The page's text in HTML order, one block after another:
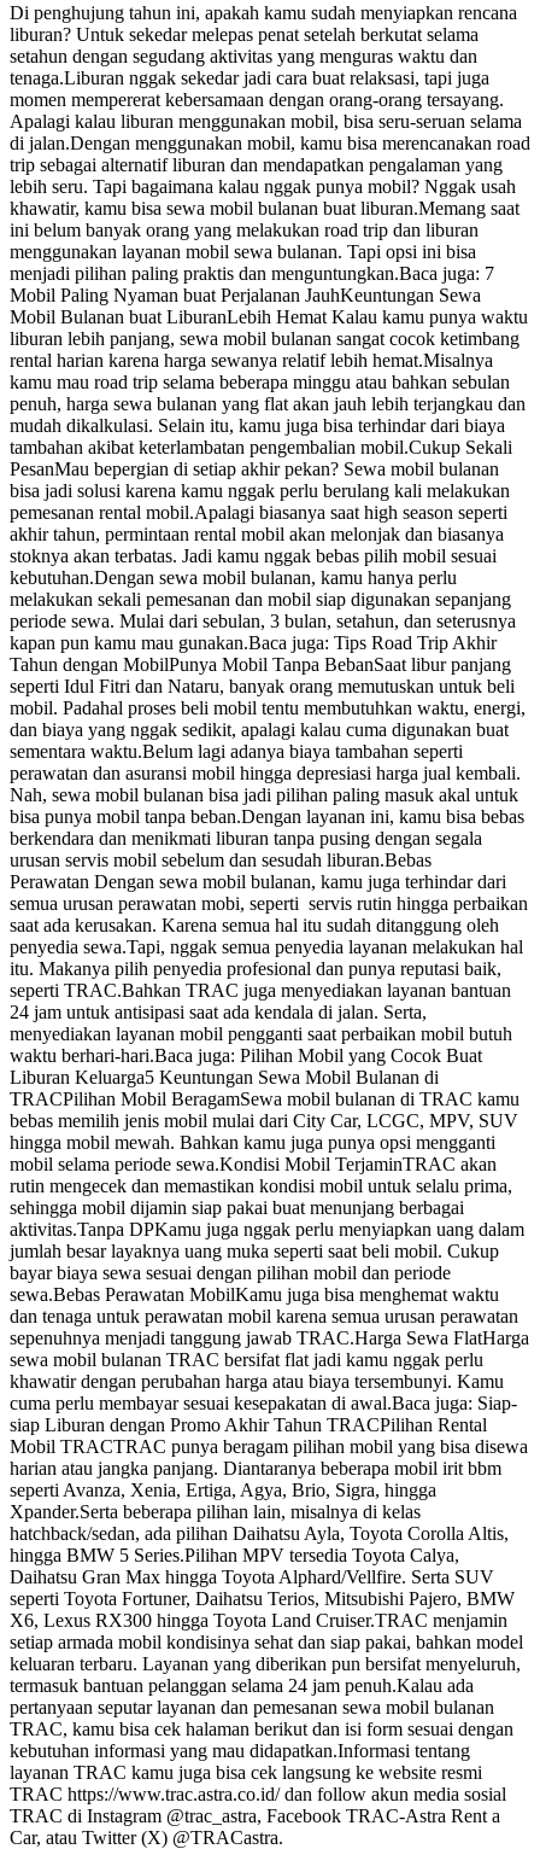
Di penghujung tahun ini, apakah kamu sudah menyiapkan rencana
liburan? Untuk sekedar melepas penat setelah berkutat selama
setahun dengan segudang aktivitas yang menguras waktu dan
tenaga.Liburan nggak sekedar jadi cara buat relaksasi, tapi juga
momen mempererat kebersamaan dengan orang-orang tersayang.
Apalagi kalau liburan menggunakan mobil, bisa seru-seruan selama
di jalan.Dengan menggunakan mobil, kamu bisa merencanakan road
trip sebagai alternatif liburan dan mendapatkan pengalaman yang
lebih seru. Tapi bagaimana kalau nggak punya mobil? Nggak usah
khawatir, kamu bisa sewa mobil bulanan buat liburan.Memang saat
ini belum banyak orang yang melakukan road trip dan liburan
menggunakan layanan mobil sewa bulanan. Tapi opsi ini bisa
menjadi pilihan paling praktis dan menguntungkan.Baca juga: 7
Mobil Paling Nyaman buat Perjalanan JauhKeuntungan Sewa
Mobil Bulanan buat LiburanLebih Hemat Kalau kamu punya waktu
liburan lebih panjang, sewa mobil bulanan sangat cocok ketimbang
rental harian karena harga sewanya relatif lebih hemat.Misalnya
kamu mau road trip selama beberapa minggu atau bahkan sebulan
penuh, harga sewa bulanan yang flat akan jauh lebih terjangkau dan
mudah dikalkulasi. Selain itu, kamu juga bisa terhindar dari biaya
tambahan akibat keterlambatan pengembalian mobil.Cukup Sekali
PesanMau bepergian di setiap akhir pekan? Sewa mobil bulanan
bisa jadi solusi karena kamu nggak perlu berulang kali melakukan
pemesanan rental mobil.Apalagi biasanya saat high season seperti
akhir tahun, permintaan rental mobil akan melonjak dan biasanya
stoknya akan terbatas. Jadi kamu nggak bebas pilih mobil sesuai
kebutuhan.Dengan sewa mobil bulanan, kamu hanya perlu
melakukan sekali pemesanan dan mobil siap digunakan sepanjang
periode sewa. Mulai dari sebulan, 3 bulan, setahun, dan seterusnya
kapan pun kamu mau gunakan.Baca juga: Tips Road Trip Akhir
Tahun dengan MobilPunya Mobil Tanpa BebanSaat libur panjang
seperti Idul Fitri dan Nataru, banyak orang memutuskan untuk beli
mobil. Padahal proses beli mobil tentu membutuhkan waktu, energi,
dan biaya yang nggak sedikit, apalagi kalau cuma digunakan buat
sementara waktu.Belum lagi adanya biaya tambahan seperti
perawatan dan asuransi mobil hingga depresiasi harga jual kembali.
Nah, sewa mobil bulanan bisa jadi pilihan paling masuk akal untuk
bisa punya mobil tanpa beban.Dengan layanan ini, kamu bisa bebas
berkendara dan menikmati liburan tanpa pusing dengan segala
urusan servis mobil sebelum dan sesudah liburan.Bebas
Perawatan Dengan sewa mobil bulanan, kamu juga terhindar dari
semua urusan perawatan mobi, seperti servis rutin hingga perbaikan
saat ada kerusakan. Karena semua hal itu sudah ditanggung oleh
penyedia sewa.Tapi, nggak semua penyedia layanan melakukan hal
itu. Makanya pilih penyedia profesional dan punya reputasi baik,
seperti TRAC.Bahkan TRAC juga menyediakan layanan bantuan
24 jam untuk antisipasi saat ada kendala di jalan. Serta,
menyediakan layanan mobil pengganti saat perbaikan mobil butuh
waktu berhari-hari.Baca juga: Pilihan Mobil yang Cocok Buat
Liburan Keluarga5 Keuntungan Sewa Mobil Bulanan di
TRACPilihan Mobil BeragamSewa mobil bulanan di TRAC kamu
bebas memilih jenis mobil mulai dari City Car, LCGC, MPV, SUV
hingga mobil mewah. Bahkan kamu juga punya opsi mengganti
mobil selama periode sewa.Kondisi Mobil TerjaminTRAC akan
rutin mengecek dan memastikan kondisi mobil untuk selalu prima,
sehingga mobil dijamin siap pakai buat menunjang berbagai
aktivitas.Tanpa DPKamu juga nggak perlu menyiapkan uang dalam
jumlah besar layaknya uang muka seperti saat beli mobil. Cukup
bayar biaya sewa sesuai dengan pilihan mobil dan periode
sewa.Bebas Perawatan MobilKamu juga bisa menghemat waktu
dan tenaga untuk perawatan mobil karena semua urusan perawatan
sepenuhnya menjadi tanggung jawab TRAC.Harga Sewa FlatHarga
sewa mobil bulanan TRAC bersifat flat jadi kamu nggak perlu
khawatir dengan perubahan harga atau biaya tersembunyi. Kamu
cuma perlu membayar sesuai kesepakatan di awal.Baca juga: Siap-
siap Liburan dengan Promo Akhir Tahun TRACPilihan Rental
Mobil TRACTRAC punya beragam pilihan mobil yang bisa disewa
harian atau jangka panjang. Diantaranya beberapa mobil irit bbm
seperti Avanza, Xenia, Ertiga, Agya, Brio, Sigra, hingga
Xpander.Serta beberapa pilihan lain, misalnya di kelas
hatchback/sedan, ada pilihan Daihatsu Ayla, Toyota Corolla Altis,
hingga BMW 5 Series.Pilihan MPV tersedia Toyota Calya,
Daihatsu Gran Max hingga Toyota Alphard/Vellfire. Serta SUV
seperti Toyota Fortuner, Daihatsu Terios, Mitsubishi Pajero, BMW
X6, Lexus RX300 hingga Toyota Land Cruiser.TRAC menjamin
setiap armada mobil kondisinya sehat dan siap pakai, bahkan model
keluaran terbaru. Layanan yang diberikan pun bersifat menyeluruh,
termasuk bantuan pelanggan selama 24 jam penuh.Kalau ada
pertanyaan seputar layanan dan pemesanan sewa mobil bulanan
TRAC, kamu bisa cek halaman berikut dan isi form sesuai dengan
kebutuhan informasi yang mau didapatkan.Informasi tentang
layanan TRAC kamu juga bisa cek langsung ke website resmi
TRAC https://www.trac.astra.co.id/ dan follow akun media sosial
TRAC di Instagram @trac_astra, Facebook TRAC-Astra Rent a
Car, atau Twitter (X) @TRACastra.